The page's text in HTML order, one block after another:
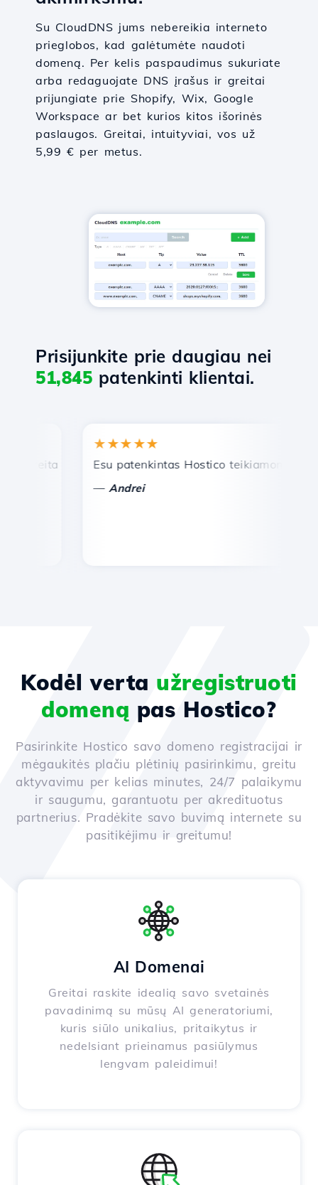
Su CloudDNS jums nebereikia interneto
prieglobos, kad galėtumėte naudoti
domeną. Per kelis paspaudimus sukuriate
arba redaguojate DNS įrašus ir greitai
prijungiate prie Shopify, Wix, Google
Workspace ar bet kurios kitos išorinės
paslaugos. Greitai, intuityviai, vos už
5,99 € per metus.
Prisijunkite prie daugiau nei
51,845 patenkinti klientai.
ir efektyvi techninė pagalba.
★★★★★
Esu patenkintas Hostico teikiamomis
Andrei
Kodėl verta užregistruoti
domeną pas Hostico?
Pasirinkite Hostico savo domeno registracijai ir
mėgaukitės plačiu plėtinių pasirinkimu, greitu
aktyvavimu per kelias minutes, 24/7 palaikymu
ir saugumu, garantuotu per akredituotus
partnerius. Pradėkite savo buvimą internete su
pasitikėjimu ir greitumu!
AI Domenai
Greitai raskite idealią savo svetainės
pavadinimą su mūsų AI generatoriumi,
kuris siūlo unikalius, pritaikytus ir
nedelsiant prieinamus pasiūlymus
lengvam paleidimui!